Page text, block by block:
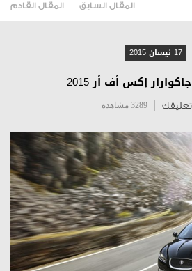
المقال السابق المقال القادم
17 نيسان 2015
إكس أف أر 2015
تعليقك 3289 مشاهدة